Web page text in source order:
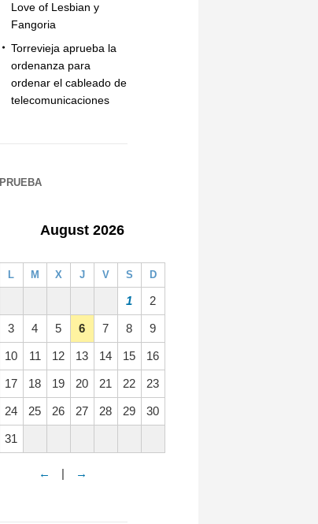
Love of Lesbian y
Fangoria
Torrevieja aprueba la
ordenanza para
ordenar el cableado de
telecomunicaciones
PRUEBA
August 2026
L M X J V S D
1 2
3 4 5 6 7 8 9
10 11 12 13 14 15 16
17 18 19 20 21 22 23
24 25 26 27 28 29 30
31
← | →